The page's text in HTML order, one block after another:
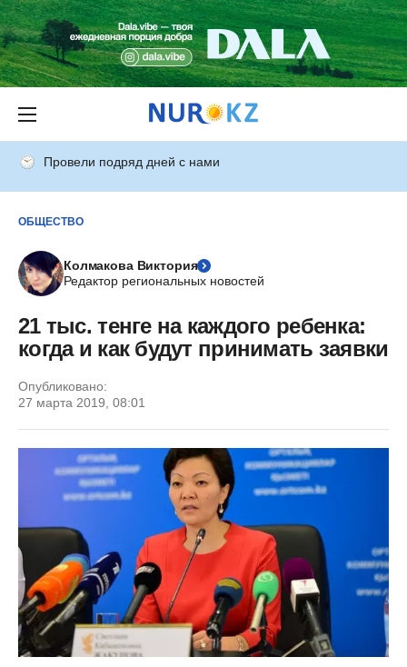
Провели подряд дней с нами
ОБЩЕСТВО
Колмакова Виктория
Редактор региональных новостей
21 тыс. тенге на каждого ребенка:
когда и как будут принимать заявки
Опубликовано:
27 марта 2019, 08:01